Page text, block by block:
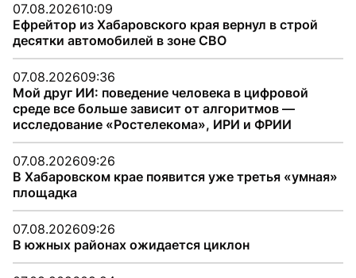
07.08.202610:09
Ефрейтор из Хабаровского края вернул в строй
десятки автомобилей в зоне СВО
07.08.202609:36
Мой друг ИИ: поведение человека в цифровой
среде все больше зависит от алгоритмов —
исследование «Ростелекома», ИРИ и ФРИИ
07.08.202609:26
В Хабаровском крае появится уже третья «умная»
площадка
07.08.202609:26
В южных районах ожидается циклон